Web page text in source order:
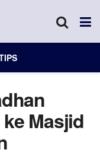
Masjid